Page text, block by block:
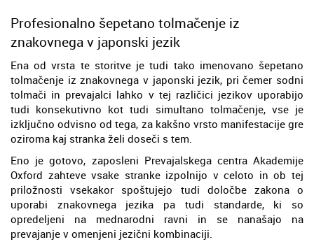
Profesionalno šepetano tolmačenje iz
znakovnega v japonski jezik
Ena od vrsta te storitve je tudi tako imenovano šepetano
tolmačenje iz znakovnega v japonski jezik, pri čemer sodni
tolmači in prevajalci lahko v tej različici jezikov uporabijo
tudi konsekutivno kot tudi simultano tolmačenje, vse je
izključno odvisno od tega, za kakšno vrsto manifestacije gre
oziroma kaj stranka želi doseči s tem.
Eno je gotovo, zaposleni Prevajalskega centra Akademije
Oxford zahteve vsake stranke izpolnijo v celoto in ob tej
priložnosti vsekakor spoštujejo tudi določbe zakona o
uporabi znakovnega jezika pa tudi standarde, ki so
opredeljeni na mednarodni ravni in se nanašajo na
prevajanje v omenjeni jezični kombinaciji.